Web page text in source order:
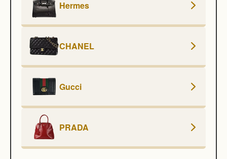
Hermes
CHANEL
Gucci
PRADA